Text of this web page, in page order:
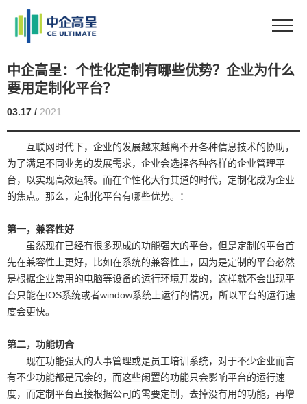
中企高呈：个性化定制有哪些优势？企业为什么
要用定制化平台？
03.17 / 2021
互联网时代下，企业的发展越来越离不开各种信息技术的协助，
为了满足不同业务的发展需求，企业会选择各种各样的企业管理平
台，以实现高效运转。而在个性化大行其道的时代，定制化成为企业
的焦点。那么，定制化平台有哪些优势。：
第一，兼容性好
虽然现在已经有很多现成的功能强大的平台，但是定制的平台首
先在兼容性上更好，比如在系统的兼容性上，因为是定制的平台必然
是根据企业常用的电脑等设备的运行环境开发的，这样就不会出现平
台只能在IOS系统或者window系统上运行的情况，所以平台的运行速
度会更快。
第二，功能切合
现在功能强大的人事管理或是员工培训系统，对于不少企业而言
有不少功能都是冗余的，而这些闲置的功能只会影响平台的运行速
度，而定制平台直接根据公司的需要定制，去掉没有用的功能，再增